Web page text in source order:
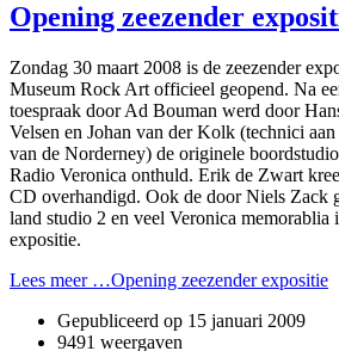
Opening zeezender
Zondag 30 maart 2008 is de zeezender
Museum Rock Art officieel geopend. Na
toespraak door Ad Bouman werd door
Velsen en Johan van der Kolk (technici
van de Norderney) de originele
Radio Veronica o­nthuld. Erik de Zwart
CD overhandigd. Ook de door Niels Zack
land studio 2 en veel Veronica memorablia
expositie.
Lees meer …Opening zeezender expositie
Gepubliceerd op 15 januari 2009
9491 weergaven